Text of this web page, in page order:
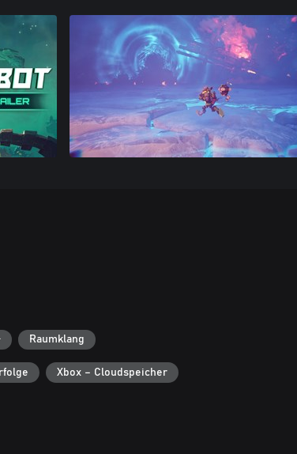
Raumklang
Xbox – Cloudspeicher